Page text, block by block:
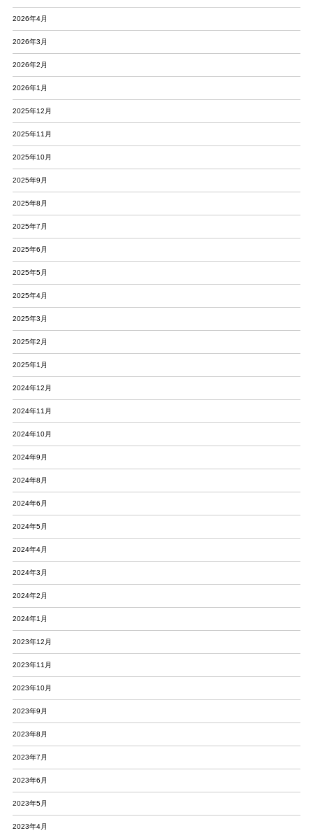
2026年4月
2026年3月
2026年2月
2026年1月
2025年12月
2025年11月
2025年10月
2025年9月
2025年8月
2025年7月
2025年6月
2025年5月
2025年4月
2025年3月
2025年2月
2025年1月
2024年12月
2024年11月
2024年10月
2024年9月
2024年8月
2024年6月
2024年5月
2024年4月
2024年3月
2024年2月
2024年1月
2023年12月
2023年11月
2023年10月
2023年9月
2023年8月
2023年7月
2023年6月
2023年5月
2023年4月